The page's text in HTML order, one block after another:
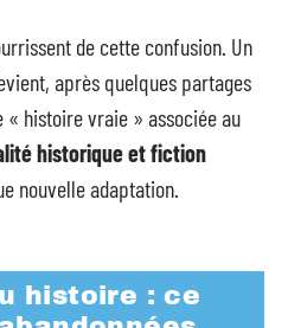
de cette confusion. Un
après quelques partages
« histoire vraie » associée au
historique et fiction
nouvelle adaptation.
histoire : ce